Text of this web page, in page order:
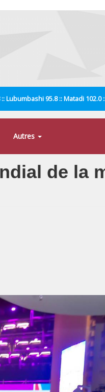
Lubumbashi 95.8 :: Matadi
Autres
de la